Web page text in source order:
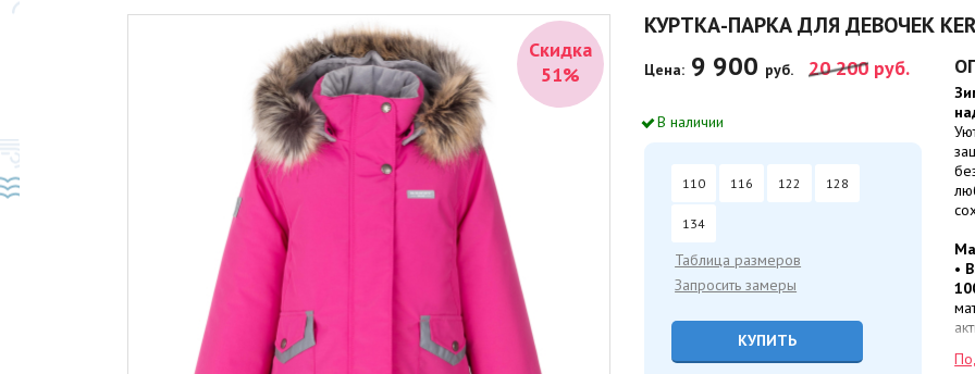
Скидка
51%
КУРТКА-ПАРКА ДЛЯ ДЕВОЧЕК
Цена: 9 900 руб. 20 200 руб.
В наличии
110 116 122 128
134
Таблица размеров
Запросить замеры
КУПИТЬ
•